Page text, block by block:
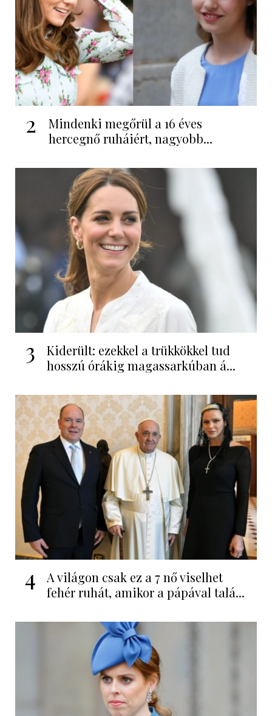
2
Mindenki megőrül a 16 éves
hercegnő ruháiért, nagyobb...
3
Kiderült: ezekkel a trükkökkel tud
hosszú órákig magassarkúban á...
4
A világon csak ez a 7 nő viselhet
fehér ruhát, amikor a pápával talá...